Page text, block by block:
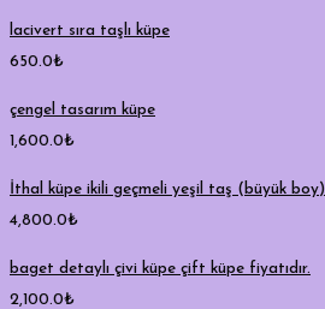
lacivert sıra taşlı küpe
650.0₺
çengel tasarım küpe
1,600.0₺
İthal küpe ikili geçmeli yeşil taş (büyük boy)
4,800.0₺
baget detaylı çivi küpe çift küpe fiyatıdır.
2,100.0₺